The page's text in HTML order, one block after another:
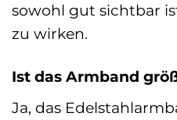
sowohl gut sichtbar
zu wirken.
Ist das Armband
Ja, das